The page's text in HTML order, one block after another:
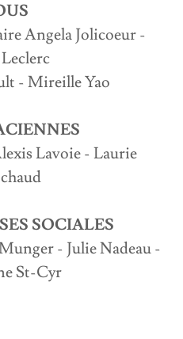
Angela Jolicoeur -
- Mireille Yao
Lavoie - Laurie
SOCIALES
- Julie Nadeau -
St-Cyr